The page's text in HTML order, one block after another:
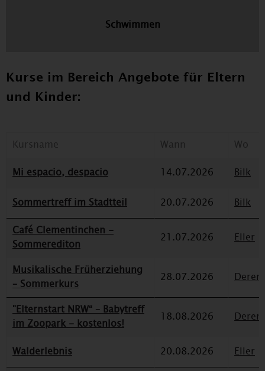
Schwimmen
Kurse im Bereich Angebote für Eltern
und Kinder:
Kursname Wann
Wo
Mi espacio, despacio
14.07.2026 Bilk
Sommertreff im Stadtteil 20.07.2026
Bilk
Café Clementinchen -
Sommerediton
21.07.2026 Eller
Musikalische Früherziehung
– Sommerkurs
28.07.2026
"Elternstart NRW“ – Babytreff
im Zoopark - kostenlos!
18.08.2026
Walderlebnis 20.08.2026
Eller